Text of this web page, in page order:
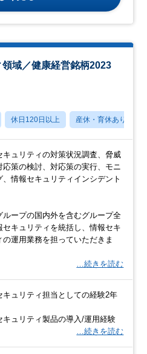
域／健康経営銘柄2023
休日120日以上 産休・育休あり
キュリティの対策状況調査、脅威
応策の検討、対応策の実行、モニ
、情報セキュリティインシデント
ループの国内外を含むグループ全
セキュリティを統括し、情報セキ
の運用業務を担っていただきま
…続きを読む
キュリティ担当としての経験2年
キュリティ製品の導入/運用経験
…続きを読む